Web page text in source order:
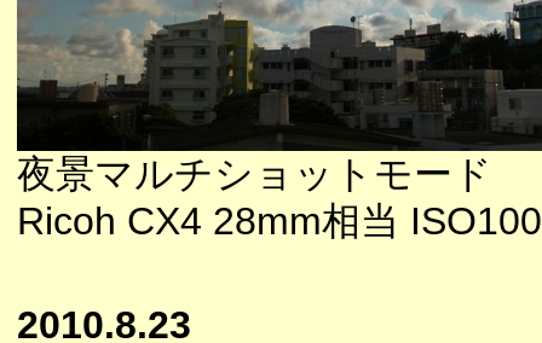
夜景マルチショットモード
Ricoh CX4 28mm相当 ISO100
2010.8.23